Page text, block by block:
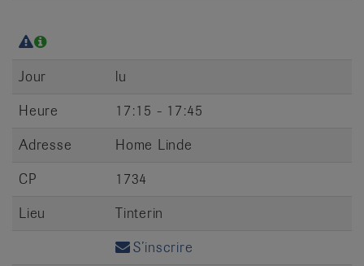
Jour
lu
Heure
17:15 - 17:45
Adresse
Home Linde
CP
1734
Lieu
Tinterin
S’inscrire